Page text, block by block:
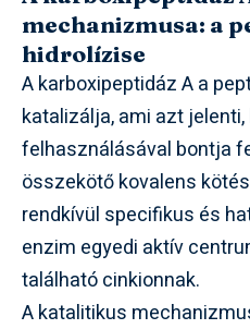
mechanizmusa: a
hidrolízise
A karboxipeptidáz A a
katalizálja, ami azt
felhasználásával bontja
összekötő kovalens
rendkívül specifikus és
enzim egyedi aktív
található cinkionnak.
A katalitikus